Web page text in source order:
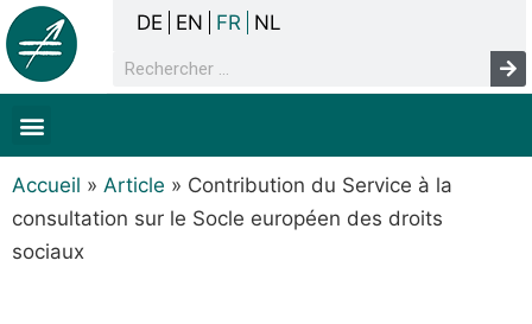
DE EN FR NL
Accueil » Article » Contribution du Service à la
consultation sur le Socle européen des droits
sociaux